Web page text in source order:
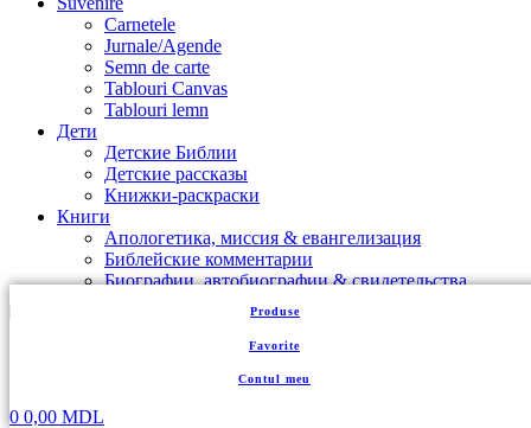
Produse
Favorite
Contul meu
0 0,00 MDL
Carnetele
Jurnale/Agende
Semn de carte
Tablouri Canvas
Tablouri lemn
Дети
Детские Библии
Детские рассказы
Книжки-раскраски
Книги
Апологетика, миссия & евангелизация
Библейские комментарии
Биографии, автобиографии & свидетельства
Воспитание детей